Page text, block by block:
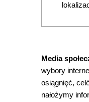
Media
wybory
osiągnięć,
nałożymy